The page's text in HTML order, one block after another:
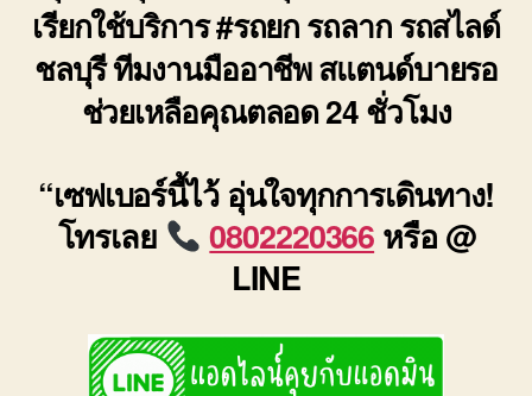
เรียกใช้บริการ #รถยก รถลาก รถสไลด์
ชลบุรี ทีมงานมืออาชีพ สแตนด์บายรอ
ช่วยเหลือคุณตลอด 24 ชั่วโมง
“เซฟเบอร์นี้ไว้ อุ่นใจทุกการเดินทาง!
โทรเลย
0802220366 หรือ @
LINE